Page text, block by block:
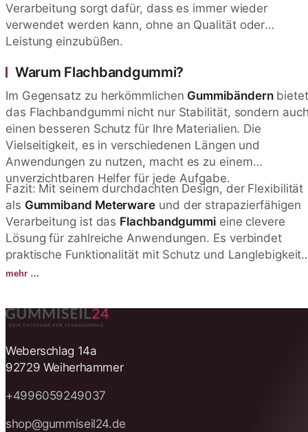
Verarbeitung sorgt dafür, dass es immer wieder
verwendet werden kann, ohne an Qualität oder
Leistung einzubüßen.
Warum Flachbandgummi?
Im Gegensatz zu herkömmlichen Gummibändernbietet
das Flachbandgummi nicht nur Stabilität, sondern
einen besseren Schutz für Ihre Materialien. Die
Vielseitigkeit, es in verschiedenen Längen und
Anwendungen zu nutzen, macht es zu einem
unverzichtbaren Helfer für jede Aufgabe.
Fazit: Mit seinem durchdachten Design, der Flexibilität
als Gummiband Meterware und der strapazierfähigen
Verarbeitung ist das Flachbandgummi eine clevere
Lösung für zahlreiche Anwendungen. Es verbindet
praktische Funktionalität mit Schutz und Langlebigkeit
ideal für Haushalt, Werkstatt oder kreative Projekte.
mehr …
Weberschlag 14a
92729 Weiherhammer
+4996059249037
shop@gummiseil24.de